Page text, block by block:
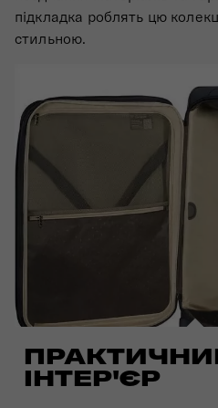
підкладка роблять цю
стильною.
ІНТЕР'ЄР